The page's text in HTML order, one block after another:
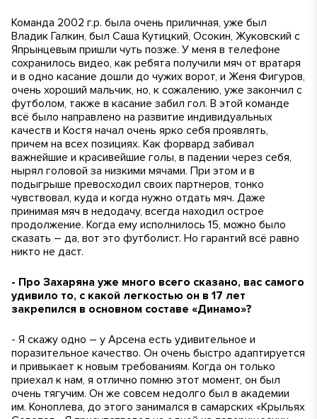
Команда 2002 г.р. была очень приличная, уже был
Владик Галкин, был Саша Кутицкий, Осокин, Жуковский с
Япрынцевым пришли чуть позже. У меня в телефоне
сохранилось видео, как ребята получили мяч от вратаря
и в одно касание дошли до чужих ворот, и Женя Фигуров,
очень хороший мальчик, но, к сожалению, уже закончил с
футболом, также в касание забил гол. В этой команде
всё было направлено на развитие индивидуальных
качеств и Костя начал очень ярко себя проявлять,
причем на всех позициях. Как форвард забивал
важнейшие и красивейшие голы, в падении через себя,
нырял головой за низкими мячами. При этом и в
подыгрыше превосходил своих партнеров, тонко
чувствовал, куда и когда нужно отдать мяч. Даже
принимая мяч в недодачу, всегда находил острое
продолжение. Когда ему исполнилось 15, можно было
сказать – да, вот это футболист. Но гарантий всё равно
никто не даст.
- Про Захаряна уже много всего сказано, вас самого
удивило то, с какой легкостью он в 17 лет
закрепился в основном составе «Динамо»?
- Я скажу одно – у Арсена есть удивительное и
поразительное качество. Он очень быстро адаптируется
и привыкает к новым требованиям. Когда он только
приехал к нам, я отлично помню этот момент, он был
очень тягучим. Он же совсем недолго был в академии
им. Коноплева, до этого занимался в самарских «Крыльях